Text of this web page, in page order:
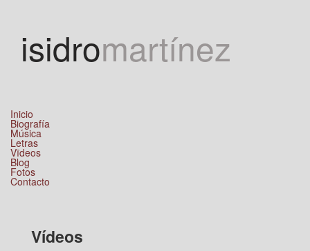
isidromartínez
Inicio
Biografía
Música
Letras
Vïdeos
Blog
Fotos
Contacto
Vídeos